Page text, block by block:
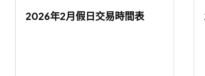
2026年2月假日交易時間表